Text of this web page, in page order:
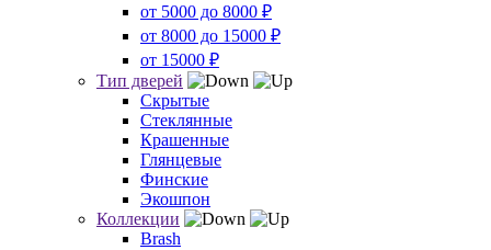
от 5000 до 8000 ₽
от 8000 до 15000 ₽
от 15000 ₽
Тип дверей
Скрытые
Стеклянные
Крашенные
Глянцевые
Финские
Экошпон
Коллекции
Brash